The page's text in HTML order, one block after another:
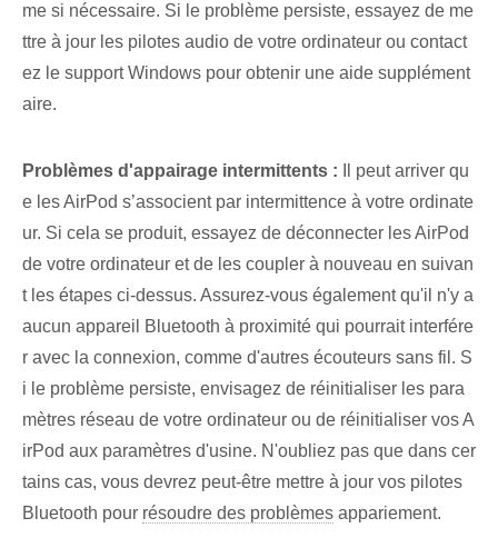
me si nécessaire. Si le problème persiste, essayez de me
ttre à jour les pilotes audio de votre ordinateur ou contact
ez le support Windows pour obtenir une aide supplément
aire.
Problèmes d'appairage intermittents : Il peut arriver qu
e les AirPod s’associent par intermittence à votre ordinate
ur. Si cela se produit, essayez de déconnecter les AirPod
de votre ordinateur et de les coupler à nouveau en suivan
t les étapes ci-dessus. Assurez-vous également qu'il n'y a
aucun appareil Bluetooth à proximité qui pourrait interfére
r avec la connexion, comme d'autres écouteurs sans fil. S
i le problème persiste, envisagez de réinitialiser les para
mètres réseau de votre ordinateur ou de réinitialiser vos A
irPod aux paramètres d'usine. N'oubliez pas que dans cer
tains cas, vous devrez peut-être mettre à jour vos pilotes
Bluetooth pour résoudre des problèmes appariement.